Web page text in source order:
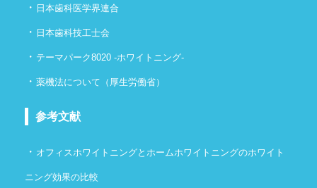
・ 日本歯科医学界連合
・ 日本歯科技工士会
・ テーマパーク8020 -ホワイトニング-
・ 薬機法について（厚生労働省）
参考文献
・ オフィスホワイトニングとホームホワイトニングのホワイト
ニング効果の比較